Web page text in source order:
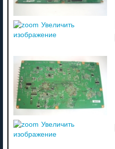
Увеличить
изображение
Увеличить
изображение